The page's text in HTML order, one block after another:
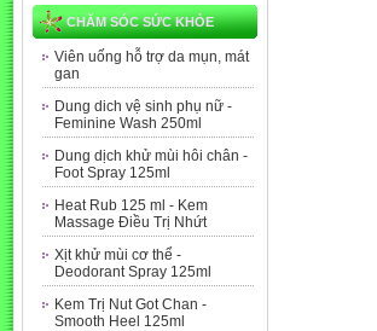
CHĂM SÓC SỨC KHỎE
Viên uống hỗ trợ da mụn, mát
gan
Dung dich vệ sinh phụ nữ -
Feminine Wash 250ml
Dung dịch khử mùi hôi chân -
Foot Spray 125ml
Heat Rub 125 ml - Kem
Massage Điều Trị Nhứt
Xịt khử mùi cơ thể -
Deodorant Spray 125ml
Kem Trị Nut Got Chan -
Smooth Heel 125ml